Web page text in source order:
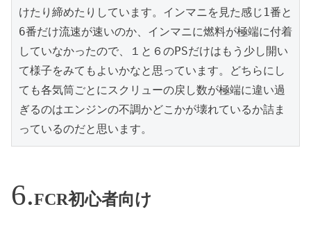
けたり締めたりしています。インマニを見た感じ1番と
6番だけ流速が速いのか、インマニに燃料が極端に付着
していなかったので、１と６のPSだけはもう少し開い
て様子をみてもよいかなと思っています。どちらにし
ても各気筒ごとにスクリューの戻し数が極端に違い過
ぎるのはエンジンの不調かどこかが壊れているか詰ま
っているのだと思います。
FCR初心者向け